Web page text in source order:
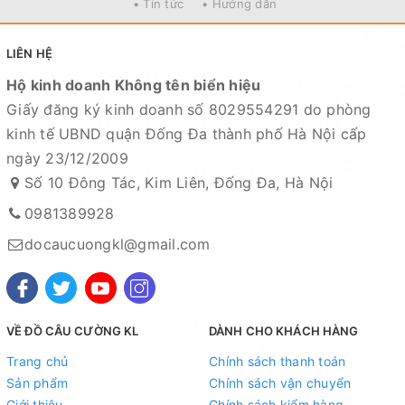
Ảnh sản phẩm là cửa hàng 100% tự tay chụp nên mọi thông tin
Nếu sản phẩm bị lỗi hoặc xảy ra sự cố trong quá trình vận
chuyển, sử dụng. Chúng tôi sẽ hỗ trợ ngay cho quý khách hàng
và sẽ chịu trách nhiệm hoàn toàn để phục vụ khách hàng tốt
nhất
Fanpage :Đồ câu Cường KL
Kênh Thương mại điện tử
- Shopee:https://shopee.vn/docaucuongkl
- Sendo:https://www.sendo.vn/shop/do-cau-cuong-kl
- Lazada:
https://www.lazada.vn/shop/do-cau-cuong-kl
Địa chỉ cửa hàng : Số 10 Đông Tác, Kim Liên, Đống Đa, Hà Nội
• Tin tức • Hướng dẫn
LIÊN HỆ
Hộ kinh doanh Không tên biển hiệu
Giấy đăng ký kinh doanh số 8029554291 do phòng
kinh tế UBND quận Đống Đa thành phố Hà Nội cấp
ngày 23/12/2009
Số 10 Đông Tác, Kim Liên, Đống Đa, Hà Nội
0981389928
docaucuongkl@gmail.com
VỀ ĐỒ CÂU CƯỜNG KL
Trang chủ
Sản phẩm
DÀNH CHO KHÁCH HÀNG
Chính sách thanh toán
Chính sách vận chuyển